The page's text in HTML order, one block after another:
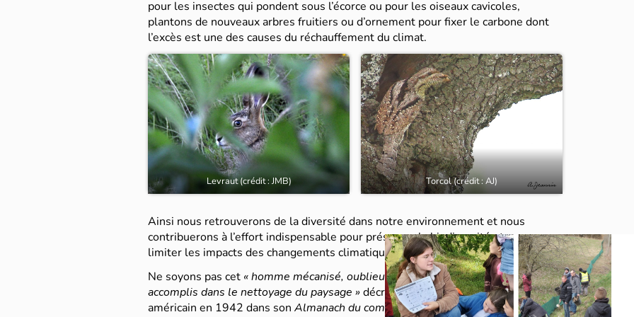
pour les insectes qui pondent sous l’écorce ou pour les oiseaux cavicoles,
plantons de nouveaux arbres fruitiers ou d’ornement pour fixer le carbone dont
l’excès est une des causes du réchauffement du climat.
Levraut (crédit : JMB) Torcol (crédit : AJ)
Ainsi nous retrouverons de la diversité dans notre environnement et nous
contribuerons à l’effort indispensable pour préserver la biodiversité et pour
limiter les impacts des changements climatiques en cours.
Ne soyons pas cet « homme mécanisé, oublieux des flores, … fier des progrès
accomplis dans le nettoyage du paysage »décrit par Aldo Leopold, forestier
américain en 1942 dans son Almanach du comté des sables. Il ajoutait« il serait